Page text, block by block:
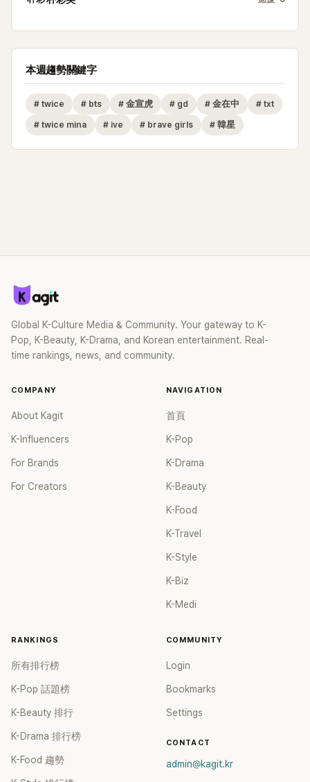
本週趨勢關鍵字
# twice # bts # 金宣虎 # gd # 金在中 # txt
# twice mina # ive # brave girls # 韓星
Global K-Culture Media & Community. Your gateway to K-
Pop, K-Beauty, K-Drama, and Korean entertainment. Real-
time rankings, news, and community.
COMPANY
About Kagit
K-Influencers
For Brands
For Creators
NAVIGATION
首頁
K-Pop
K-Drama
K-Beauty
K-Food
K-Travel
K-Style
K-Biz
K-Medi
RANKINGS
所有排行榜
K-Pop 話題榜
K-Beauty 排行
K-Drama 排行榜
K-Food 趨勢
COMMUNITY
Login
Bookmarks
Settings
CONTACT
admin@kagit.kr